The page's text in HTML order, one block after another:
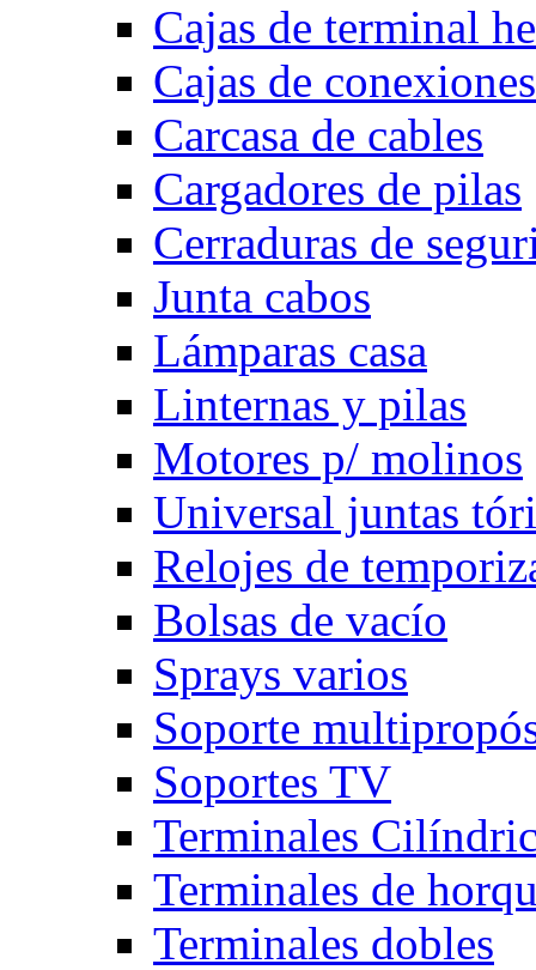
Cajas de terminal
Cajas de
Carcasa de cables
Cargadores de pilas
Cerraduras de
Junta cabos
Lámparas casa
Linternas y pilas
Motores p/ molinos
Universal juntas
Relojes de
Bolsas de vacío
Sprays varios
Soporte
Soportes TV
Terminales
Terminales de
Terminales dobles